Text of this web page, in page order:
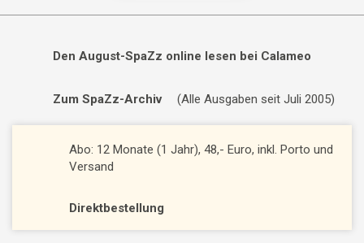
Den August-SpaZz online lesen bei Calameo
Zum SpaZz-Archiv (Alle Ausgaben seit Juli 2005)
Abo: 12 Monate (1 Jahr), 48,- Euro, inkl. Porto und
Versand
Direktbestellung